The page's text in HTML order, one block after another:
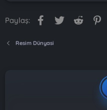
Paylaş: Facebook
Twitter Reddit
Resim Dünyasi